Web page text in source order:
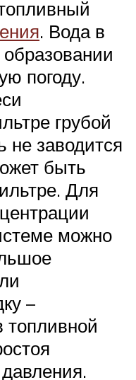
. Вода в
погоду.
грубой
не заводится
быть
Для
можно
–
топливной